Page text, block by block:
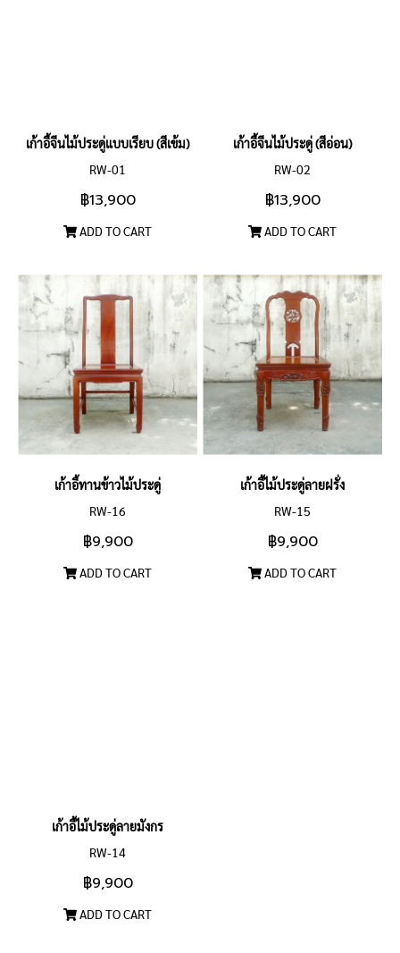
เก้าอี้จีนไม้ประดู่แบบเรียบ (สีเข้ม)
RW-01
฿13,900
ADD TO CART
เก้าอี้จีนไม้ประดู่ (สีอ่อน)
RW-02
฿13,900
ADD TO CART
เก้าอี้ทานข้าวไม้ประดู่
RW-16
฿9,900
ADD TO CART
เก้าอี้ไม้ประดู่ลายฝรั่ง
RW-15
฿9,900
ADD TO CART
เก้าอี้ไม้ประดู่ลายมังกร
RW-14
฿9,900
ADD TO CART